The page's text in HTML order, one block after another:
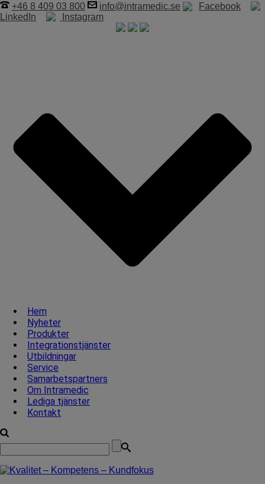
+46 8 409 03 800 info@intramedic.se
Facebook
LinkedIn
Instagram
Hem
Nyheter
Produkter
Integrationstjänster
Utbildningar
Service
Samarbetspartners
Om Intramedic
Lediga tjänster
Kontakt